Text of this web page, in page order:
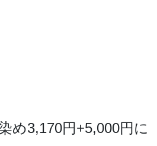
め3,170円+5,000円に